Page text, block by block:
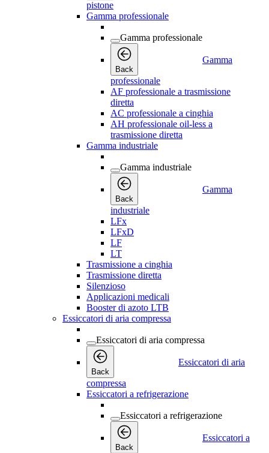
pistone
Gamma professionale
Gamma professionale
Back
Gamma
professionale
AF professionale a trasmissione
diretta
AC professionale a cinghia
AH professionale oil-less a
trasmissione diretta
Gamma industriale
Gamma industriale
Back
Gamma
industriale
LFx
LFxD
LF
LT
Trasmissione a cinghia
Trasmissione diretta
Silenzioso
Applicazioni medicali
Booster di azoto LTB
Essiccatori di aria compressa
Essiccatori di aria compressa
Back
Essiccatori di aria
compressa
Essiccatori a refrigerazione
Essiccatori a refrigerazione
Back
Essiccatori a